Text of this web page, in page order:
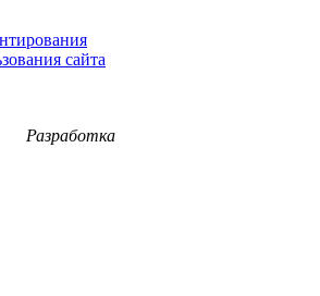
сайта
Разработка